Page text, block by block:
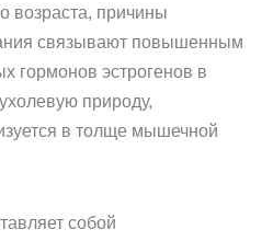
возраста, причины
связывают повышенным
гормонов эстрогенов в
природу,
в толще мышечной
собой